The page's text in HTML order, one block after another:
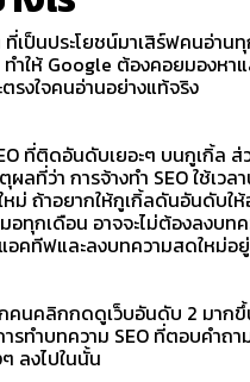
เป็นประโยชน์มาเสิร์ฟคนอ่าน
ำให้ Google ต้องคอยมองหาแ
งใจคนอ่านอย่างแท้จริง
ที่ติดอันดับเยอะๆ บนกูเกิ้ล
ที่ว่า การจ้างทำ SEO ใช้เวล
ม่ ถ้าอยากให้กูเกิ้ลดันอันดับใ
อทุกเดือน อาจจะไม่ต้องลงบท
อคทีฟและลงบทความสดใหม่อ
คนคลิกกดดูเว็บอันดับ 2 มากขึ้
ทำบทความ SEO ที่ตอบคำถา
ลงไปในนั้น